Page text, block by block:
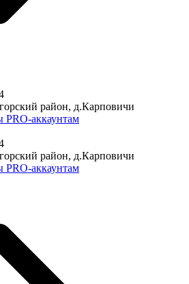
район, д.Карповичи
PRO-аккаунтам
район, д.Карповичи
PRO-аккаунтам